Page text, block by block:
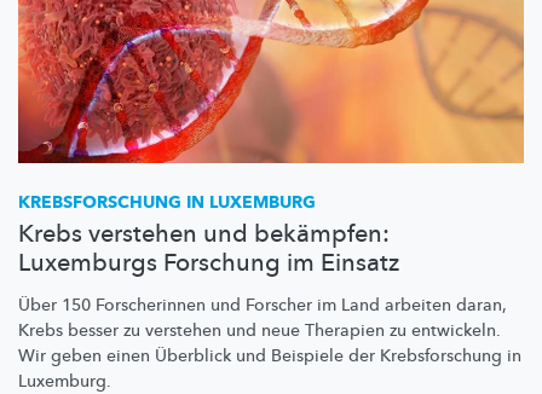
KREBSFORSCHUNG IN LUXEMBURG
Krebs verstehen und bekämpfen:
Luxemburgs Forschung im Einsatz
Über 150 Forscherinnen und Forscher im Land arbeiten daran,
Krebs besser zu verstehen und neue Therapien zu entwickeln.
Wir geben einen Überblick und Beispiele der Krebsforschung in
Luxemburg.